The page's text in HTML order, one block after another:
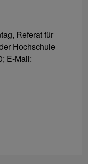
Referat für
Hochschule
E-Mail: